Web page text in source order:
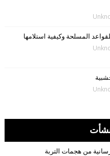
المسلحة وكيفية استلامها
من هجمات التربة